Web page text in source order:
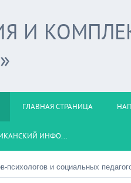
И
ГЛАВНАЯ СТРАНИЦА
ИНФО...
психологов и социальных